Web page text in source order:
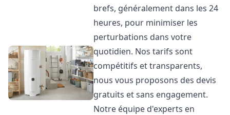
brefs, généralement dans les 24
heures, pour minimiser les
perturbations dans votre
quotidien. Nos tarifs sont
compétitifs et transparents,
nous vous proposons des devis
gratuits et sans engagement.
Notre équipe d'experts en